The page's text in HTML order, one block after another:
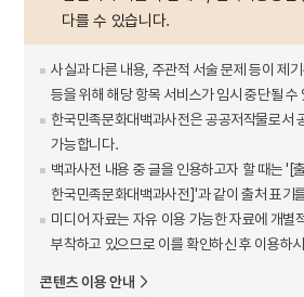
다를 수 있습니다.
사실과 다른 내용, 주관적 서술 문제 등이 제
등을 위해 해당 항목 서비스가 임시 중단될 수
한국민족문화대백과사전은 공공저작물로서
가능합니다.
백과사전 내용 중 글을 인용하고자 할 때는 '[
한국민족문화대백과사전]'과 같이 출처 표기
미디어 자료는 자유 이용 가능한 자료에 개별
부착하고 있으므로 이를 확인하신 후 이용하
콘텐츠 이용 안내